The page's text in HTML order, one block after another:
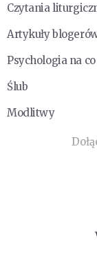
Czytania
Artykuły
Psychologia na
Ślub
Modlitwy